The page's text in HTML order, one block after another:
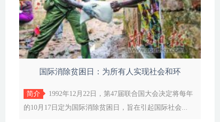
国际消除贫困日：为所有人实现社会和环
简介
1992年12月22日，第47届联合国大会决定将每年
的10月17日定为国际消除贫困日，旨在引起国际社会...